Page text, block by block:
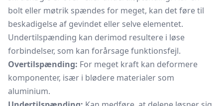
bolt eller møtrik spændes for meget, kan det føre til
beskadigelse af gevindet eller selve elementet.
Undertilspænding kan derimod resultere i løse
forbindelser, som kan forårsage funktionsfejl.
Overtilspænding: For meget kraft kan deformere
komponenter, især i blødere materialer som
aluminium.